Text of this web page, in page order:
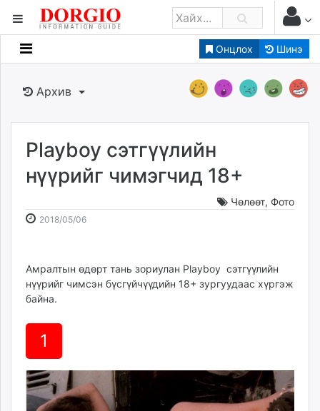
Онцлох Шинэ
Мэдээллийн
Банк санхүү
Бизнес ААН
Төрийн
Нийслэлийн
Gogo.mn
zindaa.mn
Baabar.mn
mnb.mn
Eguur.mn
24tsag.mn
Архив
Playboy сэтгүүлийн
нүүрийг чимэгчид 18+
Чөлөөт, Фото
2018/05/062018-
14:01:27
2026-
03:00:32
Амралтын өдөрт тань зориулан Playboy сэтгүүлийн
нүүрийг чимсэн бүсгүйчүүдийн 18+ зургуудаас хүргэж
байна.
1